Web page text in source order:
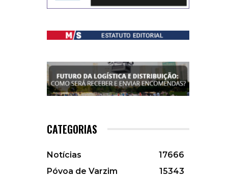
CATEGORIAS
Notícias
17666
Póvoa de Varzim
15343